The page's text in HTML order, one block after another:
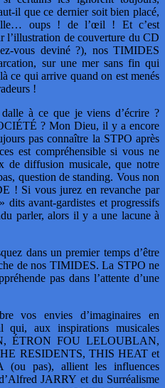
il que ce dernier soit bien placé,
oups ! de l’œil ! Et c’est
l’illustration de couverture du CD
vous deviné ?), nos TIMIDES
sur une mer sans fin qui
qui arrive quand on est menés
!
à ce que je viens d’écrire ?
? Mon Dieu, il y a encore
pas connaître la STPO après
est compréhensible si vous ne
de diffusion musicale, que notre
question de standing. Vous non
! Si vous jurez en revanche par
dits avant-gardistes et progressifs
parler, alors il y a une lacune à
dans un premier temps d’être
de nos TIMIDES. La STPO ne
pas dans l’attente d’une
vos envies d’imaginaires en
qui, aux inspirations musicales
ÉTRON FOU LELOUBLAN,
RESIDENTS, THIS HEAT et
pas), allient les influences
JARRY et du Surréalisme